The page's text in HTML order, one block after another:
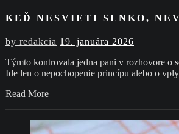
KEĎ NESVIETI SLNKO,
by redakcia 19. januára 2026
Týmto kontrovala jedna pani v rozhovore o
Ide len o nepochopenie princípu alebo o
Read More